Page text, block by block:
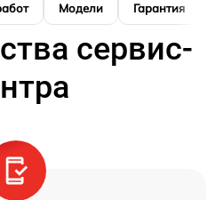
Модели Гарантия
сервис-